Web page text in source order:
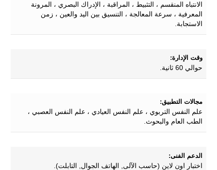
الانتباه المنقسم ، التثبيط ، المراقبة ، الإدراك البصري ، المرونة
المعرفية ، سرعة المعالجة ، التنسيق بين اليد والعين ، زمن
الاستجابة.
وقت الإدارة:
حوالي 60 ثانية.
مجالات التطبيق:
علم النفس التربوي ، علم النفس العيادي ، علم النفس العصبي ،
الطب العام والبحوث.
الدعم الفنى:
اختبار اون لاين (حاسب الآلى, الهاتف الجوال, التابلت).